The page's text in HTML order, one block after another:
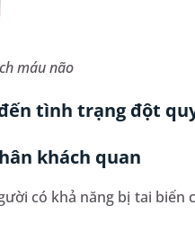
máu não
tình trạng đột
khách quan
có khả năng bị tai